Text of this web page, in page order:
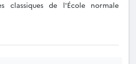
classiques de l'École normale